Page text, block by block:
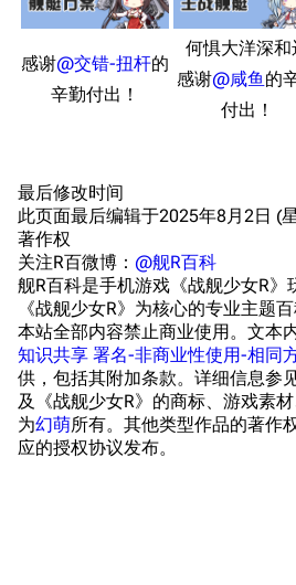
音乐
提督府
宿舍与家具
餐厅与料理
浴室
学院与战术
放映厅
战区支队基地
工程局
特别船坞
游戏BUG汇总
历代登录界面
术语词典
历次活动关卡
舰娘对话小剧场
舰船造船厂一
舰船归宿一览
舰名溯源
舰艇徽章与格
感谢@交错-扭杆的
辛勤付出！
何惧大洋深和
感谢@咸鱼 的
付出！
最后修改时间
此页面最后编辑于2025年8月2日 (
著作权
关注R百微博： @舰R百科
舰R百科是手机游戏《战舰少女R》
《战舰少女R》为核心的专业主题百
本站全部内容禁止商业使用。文本
知识共享 署名-非商业性使用-相同
供，包括其附加条款。详细信息参
及《战舰少女R》的商标、游戏素
为幻萌所有。其他类型作品的著作
应的授权协议发布。